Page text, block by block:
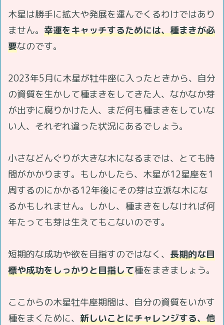
木星は勝手に拡大や発展を運んでくるわけではあり
ません。 幸運をキャッチするためには、種まきが必
要なのです。
2023年5月に木星が牡牛座に入ったときから、自分
の資質を生かして種まきをしてきた人、なかなか芽
が出ずに腐りかけた人、まだ何も種まきをしていな
い人、それぞれ違った状況にあるでしょう。
小さなどんぐりが大きな木になるまでは、とても時
間がかかります。もしかしたら、木星が12星座を1
周するのにかかる12年後にその芽は立派な木にな
るかもしれません。しかし、種まきをしなければ何
年たっても芽は生えてもこないのです。
短期的な成功や欲を目指すのではなく、 長期的な目
標や成功をしっかりと目指して種をまきましょう。
ここからの木星牡牛座期間は、自分の資質をいかす
種をまくために、 新しいことにチャレンジする、他